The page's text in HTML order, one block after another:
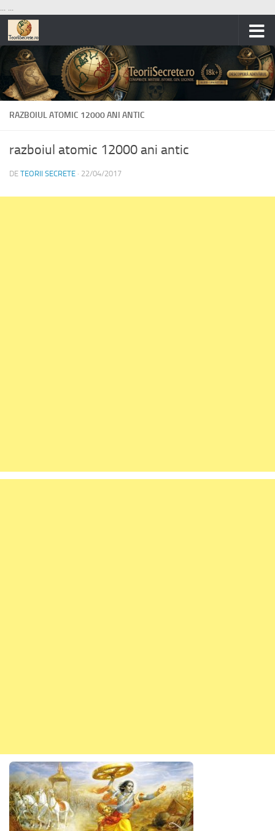
... ...
Skip to content
RAZBOIUL ATOMIC 12000 ANI ANTIC
razboiul atomic 12000 ani antic
DE TEORII SECRETE · 22/04/2017